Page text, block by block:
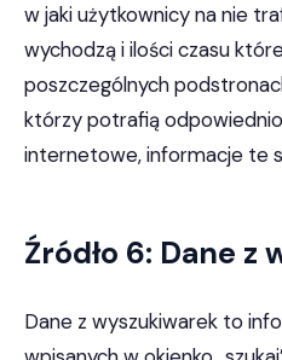
w jaki użytkownicy na nie
wychodzą i ilości czasu
poszczególnych
którzy potrafią
internetowe, informacje te
Źródło 6: Dane z
Dane z wyszukiwarek to